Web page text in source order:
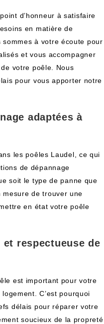
d’honneur à satisfaire
en matière de
à votre écoute pour
et vous accompagner
votre poêle. Nous
pour vous apporter notre
adaptées à
les poêles Laudel, ce qui
de dépannage
soit le type de panne que
mesure de trouver une
en état votre poêle
respectueuse de
est important pour votre
C’est pourquoi
délais pour réparer votre
soucieux de la propreté